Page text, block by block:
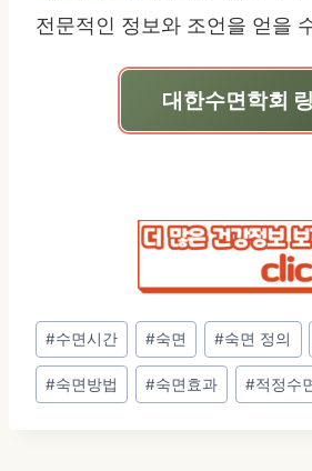
전문적인 정보와 조언을 얻을
대한수면학회
Post
Tags:
#수면시간 #숙면 #숙면 정의
#숙면방법 #숙면효과 #적정수